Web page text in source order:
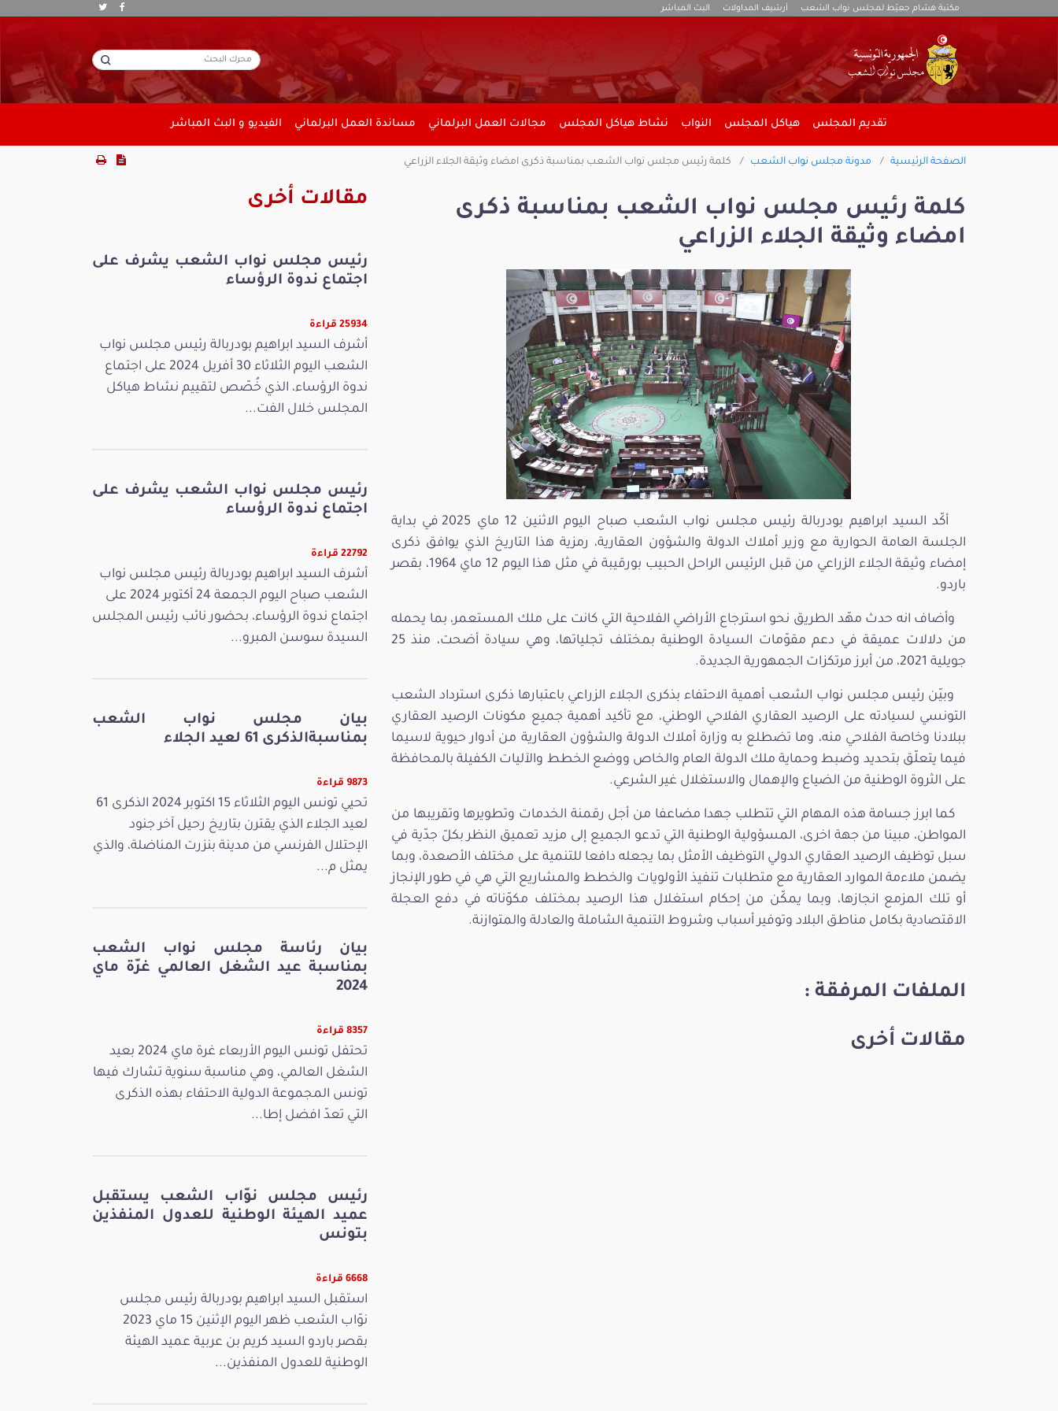
مكتبة هشام جعيّط لمجلس نواب الشعب أرشيف المداولات البث المباشر
تقديم المجلس هياكل المجلس النواب نشاط هياكل المجلس مجالات العمل البرلماني مساندة العمل البرلماني الفيديو و البث المباشر
الصفحة الرئيسية مدونة مجلس نواب الشعب كلمة رئيس مجلس نواب الشعب بمناسبة ذكرى امضاء وثيقة الجلاء الزراعي
كلمة رئيس مجلس نواب الشعب بمناسبة ذكرى
امضاء وثيقة الجلاء الزراعي
أكّد السيد ابراهيم بودربالة رئيس مجلس نواب الشعب صباح اليوم الاثنين 12 ماي 2025 في بداية
الجلسة العامة الحوارية مع وزير أملاك الدولة والشؤون العقارية، رمزية هذا التاريخ الذي يوافق ذكرى
إمضاء وثيقة الجلاء الزراعي من قبل الرئيس الراحل الحبيب بورقيبة في مثل هذا اليوم 12 ماي 1964، بقصر
باردو.
وأضاف انه حدث مهّد الطريق نحو استرجاع الأراضي الفلاحية التي كانت على ملك المستعمر، بما يحمله
من دلالات عميقة في دعم مقوّمات السيادة الوطنية بمختلف تجلياتها، وهي سيادة أضحت، منذ 25
جويلية 2021، من أبرز مرتكزات الجمهورية الجديدة.
وبيّن رئيس مجلس نواب الشعب أهمية الاحتفاء بذكرى الجلاء الزراعي باعتبارها ذكرى استرداد الشعب
التونسي لسيادته على الرصيد العقاري الفلاحي الوطني، مع تأكيد أهمية جميع مكونات الرصيد العقاري
ببلادنا وخاصة الفلاحي منه، وما تضطلع به وزارة أملاك الدولة والشؤون العقارية من أدوار حيوية لاسيما
فيما يتعلّق بتحديد وضبط وحماية ملك الدولة العام والخاص ووضع الخطط والآليات الكفيلة بالمحافظة
على الثروة الوطنية من الضياع والإهمال والاستغلال غير الشرعي.
كما ابرز جسامة هذه المهام التي تتطلب جهدا مضاعفا من أجل رقمنة الخدمات وتطويرها وتقريبها من
المواطن، مبينا من جهة اخرى، المسؤولية الوطنية التي تدعو الجميع إلى مزيد تعميق النظر بكلّ جدّية في
سبل توظيف الرصيد العقاري الدولي التوظيف الأمثل بما يجعله دافعا للتنمية على مختلف الأصعدة، وبما
يضمن ملاءمة الموارد العقارية مع متطلبات تنفيذ الأولويات والخطط والمشاريع التي هي في طور الإنجاز
أو تلك المزمع انجازها، وبما يمكّن من إحكام استغلال هذا الرصيد بمختلف مكوّناته في دفع العجلة
الاقتصادية بكامل مناطق البلاد وتوفير أسباب وشروط التنمية الشاملة والعادلة والمتوازنة.
الملفات المرفقة :
مقالات أخرى
مقالات أخرى
رئيس مجلس نواب الشعب يشرف على
اجتماع ندوة الرؤساء
25934 قراءة
أشرف السيد ابراهيم بودربالة رئيس مجلس نواب
الشعب اليوم الثلاثاء 30 أفريل 2024 على اجتماع
ندوة الرؤساء، الذي خُصّص لتقييم نشاط هياكل
المجلس خلال الفت...
رئيس مجلس نواب الشعب يشرف على
اجتماع ندوة الرؤساء
22792 قراءة
أشرف السيد ابراهيم بودربالة رئيس مجلس نواب
الشعب صباح اليوم الجمعة 24 أكتوبر 2024 على
اجتماع ندوة الرؤساء، بحضور نائب رئيس المجلس
السيدة سوسن المبرو...
بيان مجلس نواب الشعب
بمناسبةالذكرى 61 لعيد الجلاء
9873 قراءة
تحيي تونس اليوم الثلاثاء 15 اكتوبر 2024 الذكرى 61
لعيد الجلاء الذي يقترن بتاريخ رحيل آخر جنود
الإحتلال الفرنسي من مدينة بنزرت المناضلة، والذي
يمثل م...
بيان رئاسة مجلس نواب الشعب
بمناسبة عيد الشغل العالمي غرّة ماي
2024
8357 قراءة
تحتفل تونس اليوم الأربعاء غرة ماي 2024 بعيد
الشغل العالمي، وهي مناسبة سنوية تشارك فيها
تونس المجموعة الدولية الاحتفاء بهذه الذكرى
التي تعدّ افضل إطا...
رئيس مجلس نوّاب الشعب يستقبل
عميد الهيئة الوطنية للعدول المنفذين
بتونس
6668 قراءة
استقبل السيد ابراهيم بودربالة رئيس مجلس
نوّاب الشعب ظهر اليوم الإثنين 15 ماي 2023
بقصر باردو السيد كريم بن عربية عميد الهيئة
الوطنية للعدول المنفذين...